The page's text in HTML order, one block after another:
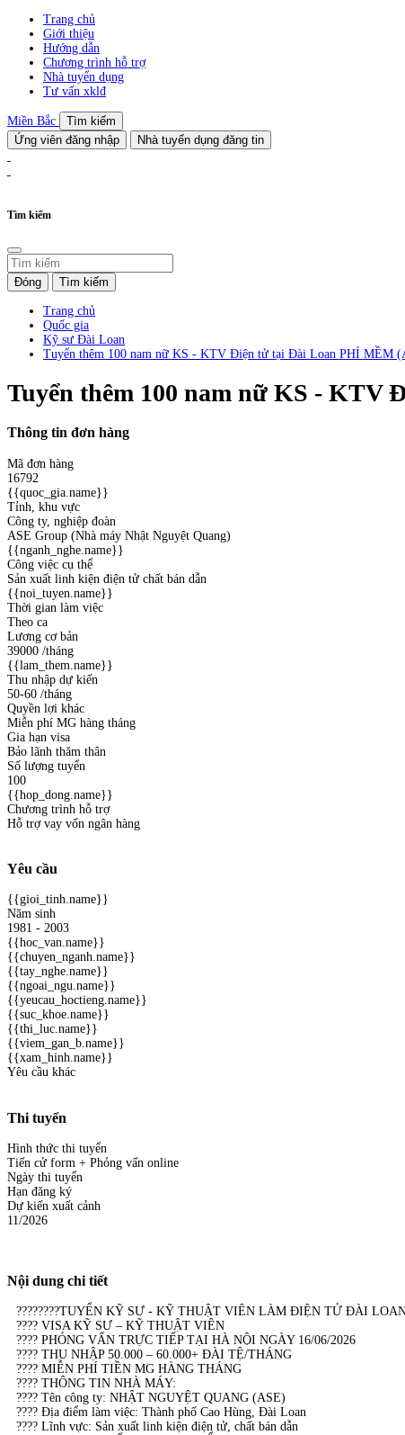
Trang chủ
Giới thiệu
Hướng dẫn
Chương trình hỗ trợ
Nhà tuyển dụng
Tư vấn xklđ
Miền Bắc
Tìm kiếm
Ứng viên đăng nhập
Nhà tuyển dụng đăng tin
Tìm kiếm
Đóng Tìm kiếm
Trang chủ
Quốc gia
Kỹ sư Đài Loan
Tuyển thêm 100 nam nữ KS - KTV Điện tử tại Đài Loan PHÍ MỀM
Tuyển thêm 100 nam nữ KS -
Thông tin đơn hàng
Mã đơn hàng
16792
{{quoc_gia.name}}
Tỉnh, khu vực
Công ty, nghiệp đoàn
ASE Group (Nhà máy Nhật Nguyệt Quang)
{{nganh_nghe.name}}
Công việc cụ thể
Sản xuất linh kiện điện tử chất bán dẫn
{{noi_tuyen.name}}
Thời gian làm việc
Theo ca
Lương cơ bản
39000 /tháng
{{lam_them.name}}
Thu nhập dự kiến
50-60 /tháng
Quyền lợi khác
Miễn phí MG hàng tháng
Gia hạn visa
Bảo lãnh thăm thân
Số lượng tuyển
100
{{hop_dong.name}}
Chương trình hỗ trợ
Hỗ trợ vay vốn ngân hàng
Yêu cầu
{{gioi_tinh.name}}
Năm sinh
1981 - 2003
{{hoc_van.name}}
{{chuyen_nganh.name}}
{{tay_nghe.name}}
{{ngoai_ngu.name}}
{{yeucau_hoctieng.name}}
{{suc_khoe.name}}
{{thi_luc.name}}
{{viem_gan_b.name}}
{{xam_hinh.name}}
Yêu cầu khác
Thi tuyển
Hình thức thi tuyển
Tiến cử form + Phỏng vấn online
Ngày thi tuyển
Hạn đăng ký
Dự kiến xuất cảnh
11/2026
Nội dung chi tiết
????????TUYỂN KỸ SƯ - KỸ THUẬT VIÊN LÀM ĐIỆN TỬ ĐÀI LOAN
???? VISA KỸ SƯ – KỸ THUẬT VIÊN
???? PHỎNG VẤN TRỰC TIẾP TẠI HÀ NỘI NGÀY 16/06/2026
???? THU NHẬP 50.000 – 60.000+ ĐÀI TỆ/THÁNG
???? MIỄN PHÍ TIỀN MG HÀNG THÁNG
???? THÔNG TIN NHÀ MÁY:
???? Tên công ty: NHẬT NGUYỆT QUANG (ASE)
???? Địa điểm làm việc: Thành phố Cao Hùng, Đài Loan
???? Lĩnh vực: Sản xuất linh kiện điện tử, chất bán dẫn